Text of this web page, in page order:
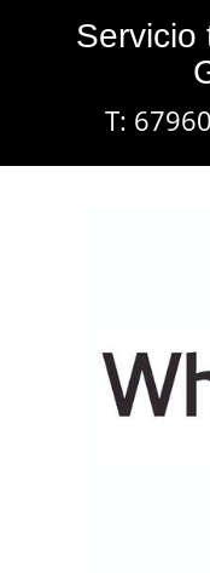
Servicio
T: